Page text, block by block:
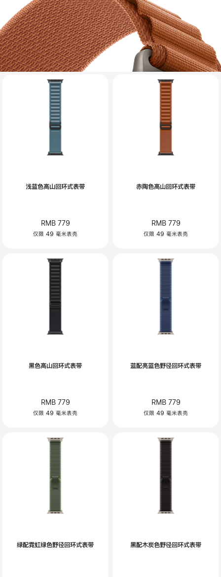
浅蓝色高山回环式表带
RMB 779
仅限 49 毫米表壳
赤陶色高山回环式表带
RMB 779
仅限 49 毫米表壳
黑色高山回环式表带
RMB 779
仅限 49 毫米表壳
蓝配亮蓝色野径回环式表带
RMB 779
仅限 49 毫米表壳
绿配霓虹绿色野径回环式表带 黑配木炭色野径回环式表带